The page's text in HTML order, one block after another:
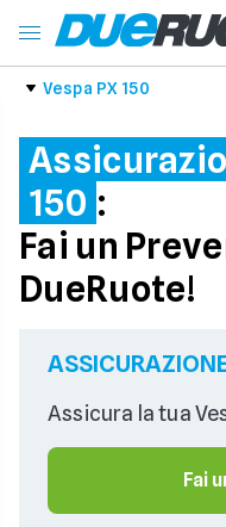
Vespa PX 150
150 :
Fai un
DueRuote!
Assicura la tua
Fai